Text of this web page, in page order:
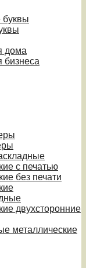
дома
бизнеса
с печатью
без печати
двухсторонние
металлические